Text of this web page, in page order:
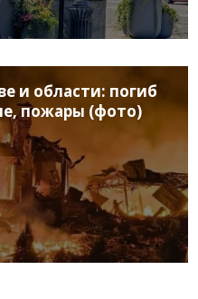
и области: погиб
пожары (фото)